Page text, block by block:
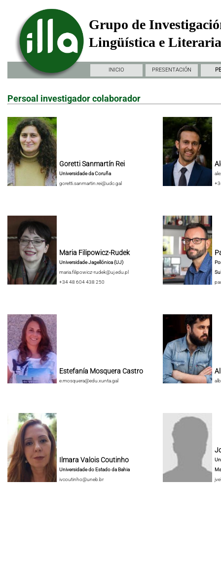
Grupo de
Lingüística e
INICIO PRESENTACIÓN
Persoal investigador colaborador
Goretti Sanmartín Rei
Universidade da Coruña
goretti.sanmartin.rei@udc.gal
Maria Filipowicz-Rudek
Universidade Jagellónica (UJ)
maria.filipowicz-rudek@uj.edu.pl
+34 48 604 438 250
Sul
Estefanía Mosquera Castro
e.mosquera@edu.xunta.gal
Ilmara Valois Coutinho
Universidade do Estado da Bahia
ivcoutinho@uneb.br